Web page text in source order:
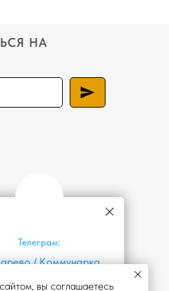
Телеграм:
/Коммунарка
НА
вы соглашаетесь